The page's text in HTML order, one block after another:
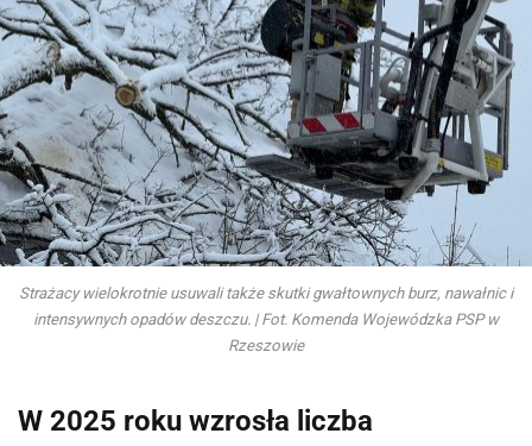
Strażacy wielokrotnie usuwali także skutki gwałtownych burz, nawałnic i
intensywnych opadów deszczu. | Fot. Komenda Wojewódzka PSP w
Rzeszowie
W 2025 roku wzrosła liczba